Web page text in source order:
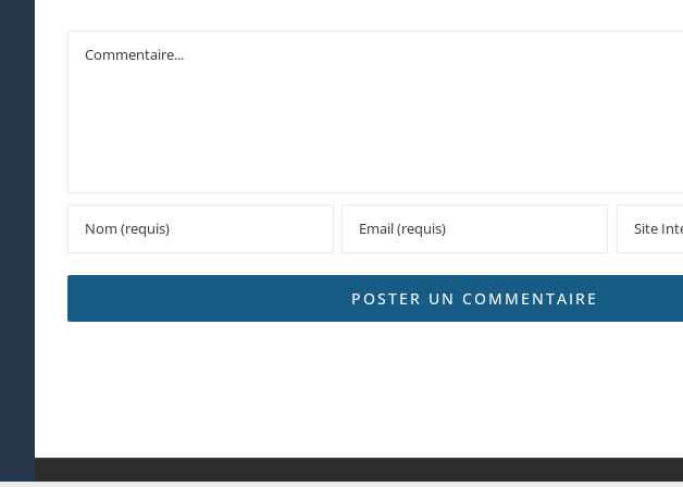
Commentaire